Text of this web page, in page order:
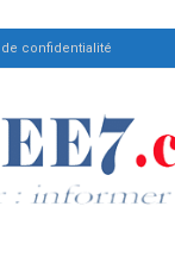
confidentialité